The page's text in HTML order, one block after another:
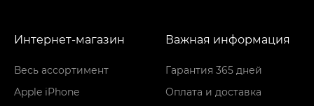
Интернет-магазин
Весь ассортимент
Apple iPhone
Важная информация
Гарантия 365 дней
Оплата и доставка